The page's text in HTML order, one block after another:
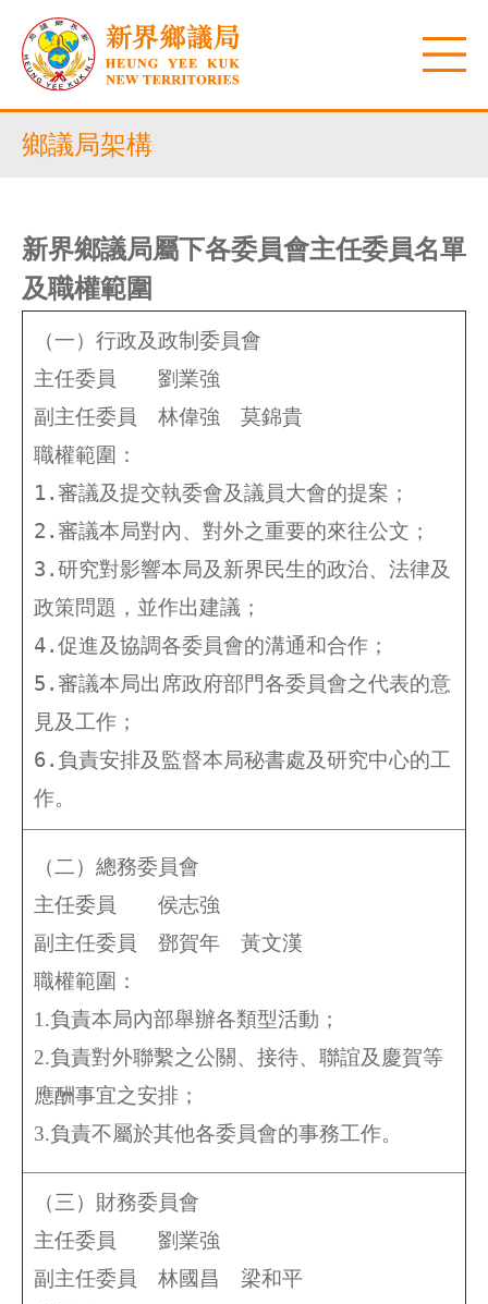
鄉議局架構
新界鄉議局屬下各委員會主任委員名單
及職權範圍
（一）行政及政制委員會
主任委員 劉業強
副主任委員 林偉強 莫錦貴
職權範圍：
1.審議及提交執委會及議員大會的提案；
2.審議本局對內、對外之重要的來往公文；
3.研究對影響本局及新界民生的政治、法律及
政策問題，並作出建議；
4.促進及協調各委員會的溝通和合作；
5.審議本局出席政府部門各委員會之代表的意
見及工作；
6.負責安排及監督本局秘書處及研究中心的工
作。
（二）總務委員會
主任委員 侯志強
副主任委員 鄧賀年 黃文漢
職權範圍：
1.負責本局內部舉辦各類型活動；
2.負責對外聯繫之公關、接待、聯誼及慶賀等
應酬事宜之安排；
3.負責不屬於其他各委員會的事務工作。
（三）財務委員會
主任委員 劉業強
副主任委員 林國昌 梁和平